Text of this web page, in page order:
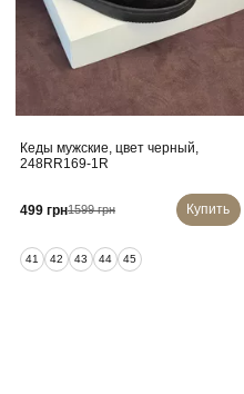
Кеды мужские, цвет черный,
248RR169-1R
499 грн1599 грн Купить
41 42 43 44 45